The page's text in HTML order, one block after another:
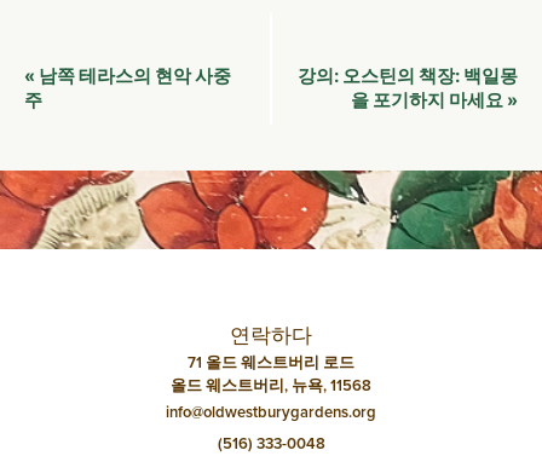
이
벤
네
비
게
« 남쪽 테라스의 현악 사중
주
강의: 오스틴의 책장: 백일몽
을 포기하지 마세요 »
연락하다
71 올드 웨스트버리 로드
올드 웨스트버리, 뉴욕, 11568
info@oldwestburygardens.org
(516) 333-0048